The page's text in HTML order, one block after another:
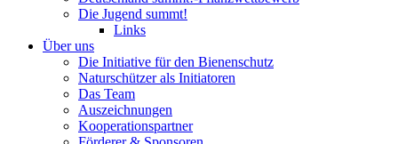
Die Jugend summt!
Links
Über uns
Die Initiative für den Bienenschutz
Naturschützer als Initiatoren
Das Team
Auszeichnungen
Kooperationspartner